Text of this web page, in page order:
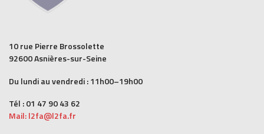
10 rue Pierre Brossolette
92600 Asnières-sur-Seine
Du lundi au vendredi : 11h00–19h00
Tél : 01 47 90 43 62
Mail: l2fa@l2fa.fr